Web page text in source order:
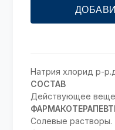
Натрия хлорид р-
СОСТАВ
Действующее
Солевые растворы.